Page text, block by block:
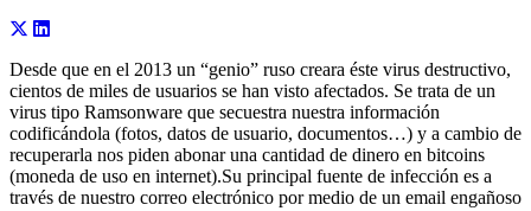
Desde que en el 2013 un “genio” ruso creara éste virus destructivo,
cientos de miles de usuarios se han visto afectados. Se trata de un
virus tipo Ramsonware que secuestra nuestra información
codificándola (fotos, datos de usuario, documentos…) y a cambio de
recuperarla nos piden abonar una cantidad de dinero en bitcoins
(moneda de uso en internet).Su principal fuente de infección es a
través de nuestro correo electrónico por medio de un email engañoso